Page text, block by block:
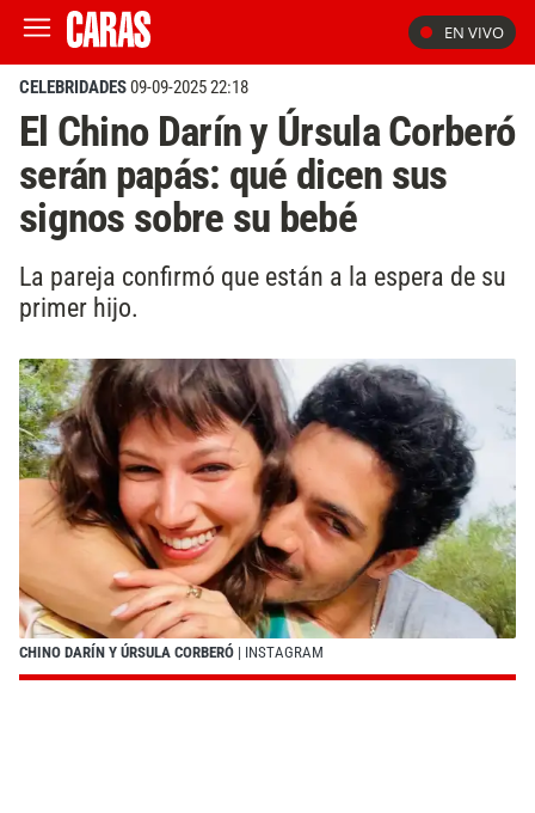
EN VIVO
CELEBRIDADES09-09-2025 22:18
El Chino Darín y Úrsula Corberó
serán papás: qué dicen sus
signos sobre su bebé
La pareja confirmó que están a la espera de su
primer hijo.
CHINO DARÍN Y ÚRSULA CORBERÓ | INSTAGRAM